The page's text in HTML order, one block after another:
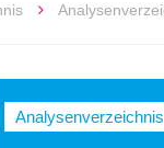
Analysenverzeichnis